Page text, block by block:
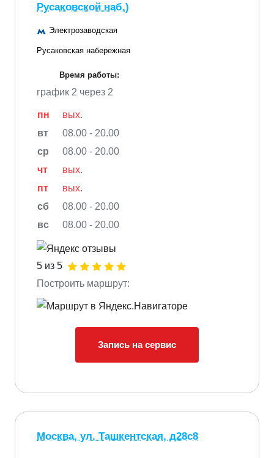
Русаковской наб.)
Электрозаводская
Русаковская набережная
Время работы:
график 2 через 2
пн
вых.
вт
08.00 - 20.00
ср
08.00 - 20.00
чт
вых.
пт
вых.
сб
08.00 - 20.00
вс
08.00 - 20.00
5 из 5
Построить маршрут:
Запись на сервис
Москва, ул. Ташкентская, д28с8